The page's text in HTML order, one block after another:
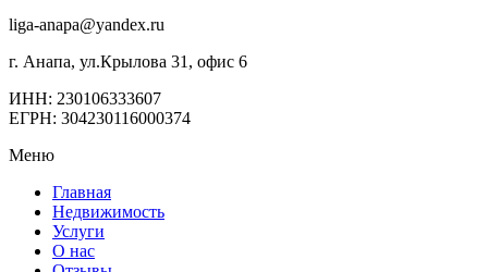
liga-anapa@yandex.ru
г. Анапа, ул.Крылова 31, офис 6
ИНН: 230106333607
ЕГРН: 304230116000374
Меню
Главная
Недвижимость
Услуги
О нас